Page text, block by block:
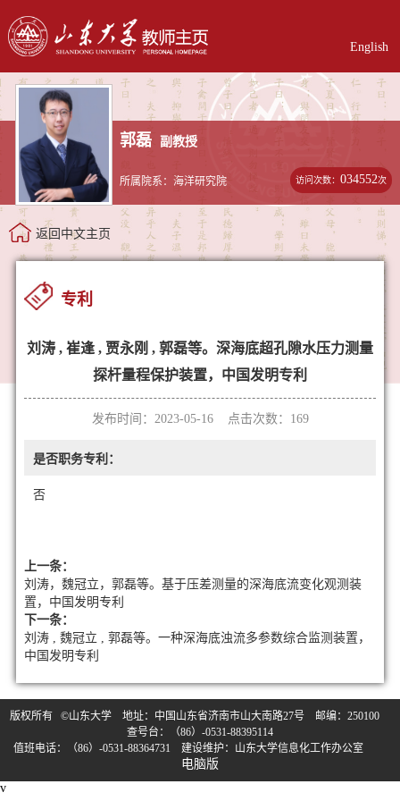
English
郭磊 副教授
所属院系：海洋研究院 访问次数：034552次
返回中文主页
专利
刘涛 , 崔逢 , 贾永刚 , 郭磊等。深海底超孔隙水压力测量
探杆量程保护装置，中国发明专利
发布时间：2023-05-16 点击次数： 169
是否职务专利：
否
上一条：
刘涛，魏冠立，郭磊等。基于压差测量的深海底流变化观测装
置，中国发明专利
下一条：
刘涛 , 魏冠立 , 郭磊等。一种深海底浊流多参数综合监测装置，
中国发明专利
版权所有 ©山东大学 地址：中国山东省济南市山大南路27号 邮编：250100
查号台：（86）-0531-88395114
值班电话：（86）-0531-88364731 建设维护：山东大学信息化工作办公室
电脑版
v